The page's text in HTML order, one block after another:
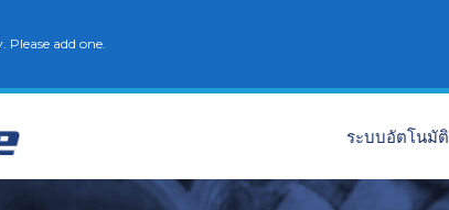
ระบบอัตโนมัติ
Please add one.